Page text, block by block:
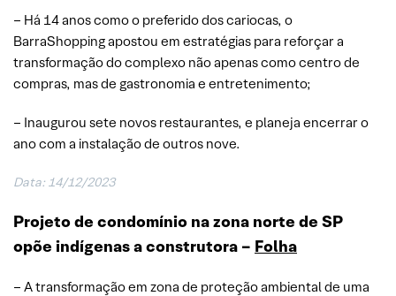
– Há 14 anos como o preferido dos cariocas, o
BarraShopping apostou em estratégias para reforçar a
transformação do complexo não apenas como centro de
compras, mas de gastronomia e entretenimento;
– Inaugurou sete novos restaurantes, e planeja encerrar o
ano com a instalação de outros nove.
Data: 14/12/2023
Projeto de condomínio na zona norte de SP
opõe indígenas a construtora – Folha
– A transformação em zona de proteção ambiental de uma